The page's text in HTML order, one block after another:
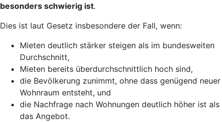
besonders schwierig ist.
Dies ist laut Gesetz insbesondere der Fall, wenn:
Mieten deutlich stärker steigen als im bundesweiten
Durchschnitt,
Mieten bereits überdurchschnittlich hoch sind,
die Bevölkerung zunimmt, ohne dass genügend neuer
Wohnraum entsteht, und
die Nachfrage nach Wohnungen deutlich höher ist als
das Angebot.